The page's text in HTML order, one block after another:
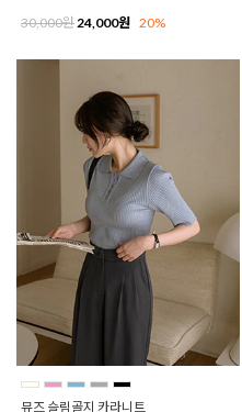
30,000원 24,000원 20%
뮤즈 슬림골지 카라니트